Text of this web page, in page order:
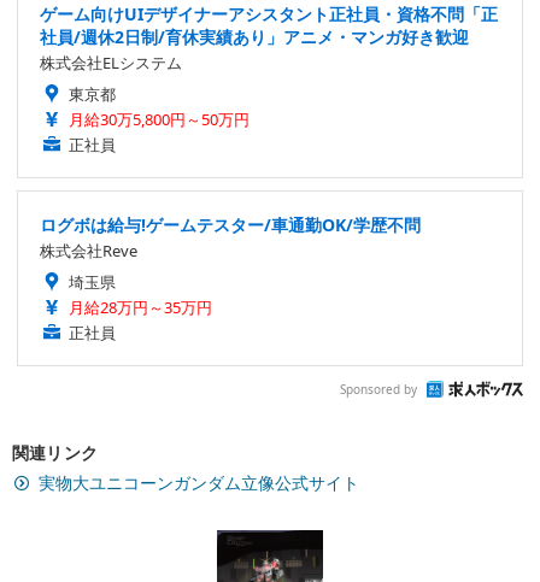
ゲーム向けUIデザイナーアシスタント正社員・資格不問「正
社員/週休2日制/育休実績あり」アニメ・マンガ好き歓迎
株式会社ELシステム
東京都
月給30万5,800円～50万円
正社員
ログボは給与!ゲームテスター/車通勤OK/学歴不問
株式会社Reve
埼玉県
月給28万円～35万円
正社員
Sponsored by
関連リンク
実物大ユニコーンガンダム立像公式サイト